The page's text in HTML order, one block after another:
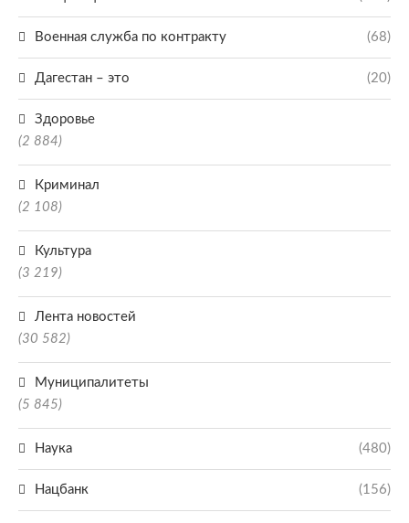
Военная служба по контракту (68)
Дагестан – это (20)
Здоровье
(2 884)
Криминал
(2 108)
Культура
(3 219)
Лента новостей
(30 582)
Муниципалитеты
(5 845)
Наука (480)
Нацбанк (156)